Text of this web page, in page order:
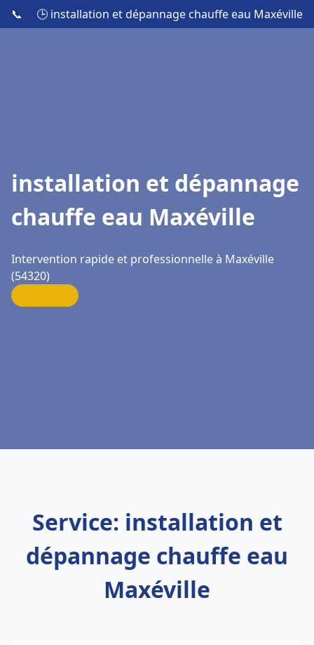
📞 🕒 installation et dépannage chauffe eau Maxéville
installation et dépannage
chauffe eau Maxéville
Intervention rapide et professionnelle à Maxéville
(54320)
Service: installation et
dépannage chauffe eau
Maxéville